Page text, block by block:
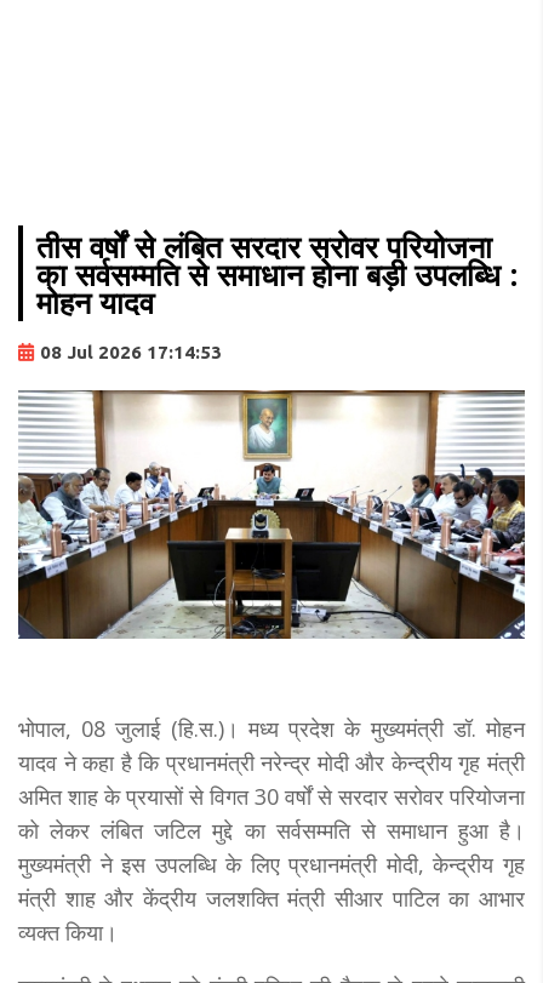
तीस वर्षों से लंबित सरदार सरोवर परियोजना
का सर्वसम्मति से समाधान होना बड़ी उपलब्धि :
मोहन यादव
08 Jul 2026 17:14:53
भोपाल, 08 जुलाई (हि.स.)। मध्य प्रदेश के मुख्यमंत्री डॉ. मोहन
यादव ने कहा है कि प्रधानमंत्री नरेन्द्र मोदी और केन्द्रीय गृह मंत्री
अमित शाह के प्रयासों से विगत 30 वर्षों से सरदार सरोवर परियोजना
को लेकर लंबित जटिल मुद्दे का सर्वसम्मति से समाधान हुआ है।
मुख्यमंत्री ने इस उपलब्धि के लिए प्रधानमंत्री मोदी, केन्द्रीय गृह
मंत्री शाह और केंद्रीय जलशक्ति मंत्री सीआर पाटिल का आभार
व्यक्त किया।